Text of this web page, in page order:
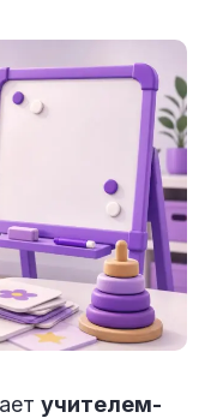
учителем-